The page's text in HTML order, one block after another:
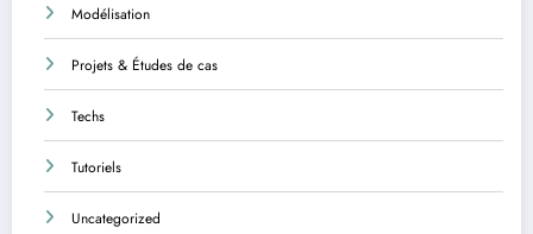
Modélisation
Projets & Études de cas
Techs
Tutoriels
Uncategorized